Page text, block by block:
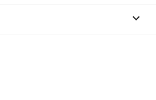
keyboard_arrow_down